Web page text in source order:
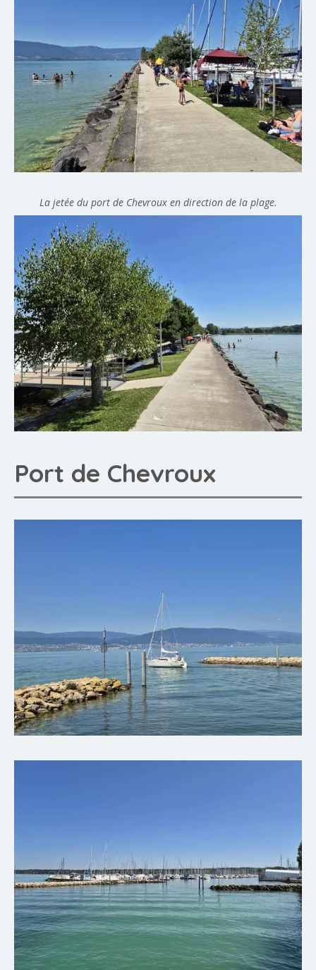
La jetée du port de Chevroux en direction de la plage.
Port de Chevroux